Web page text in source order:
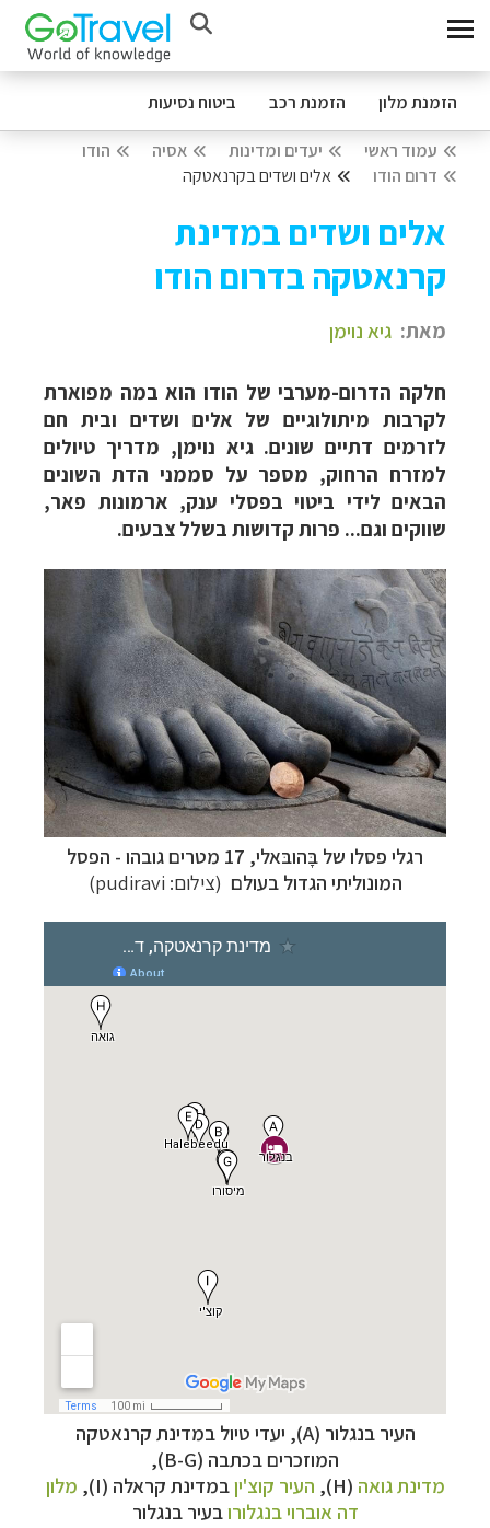
הזמנת מלון הזמנת רכב ביטוח נסיעות
עמוד ראשי יעדים ומדינות אסיה
הודו
דרום הודו
אלים ושדים בקרנאטקה
אלים ושדים במדינת
קרנאטקה בדרום הודו
מאת: גיא נוימן
חלקה הדרום-מערבי של הודו הוא במה מפוארת
לקרבות מיתולוגיים של אלים ושדים ובית חם
לזרמים דתיים שונים. גיא נוימן, מדריך טיולים
למזרח הרחוק, מספר על סממני הדת השונים
הבאים לידי ביטוי בפסלי ענק, ארמונות פאר,
שווקים וגם... פרות קדושות בשלל צבעים.
רגלי פסלו של בָּהובּאלי, 17 מטרים גובהו - הפסל
המונוליתי הגדול בעולם (צילום: pudiravi
)
העיר בנגלור (A), יעדי טיול במדינת
קרנאטקה
המוזכרים בכתבה (B-G),
מדינת גואה (H), העיר קוצ'יןבמדינת קראלה (I),
מלון
דה אוברוי בנגלורובעיר בנגלור
תכנוןטיולים למזרח הרחוקלחצו לרשימת יעדים »
תכנוןטיולים לפולינזיה הצרפתיתלחצו לפרטים »
תכנוןטיולים לאוסטרליה וניו זילנד